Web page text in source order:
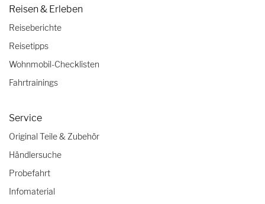
Reisen & Erleben
Reiseberichte
Reisetipps
Wohnmobil-Checklisten
Fahrtrainings
Service
Original Teile & Zubehör
Händlersuche
Probefahrt
Infomaterial